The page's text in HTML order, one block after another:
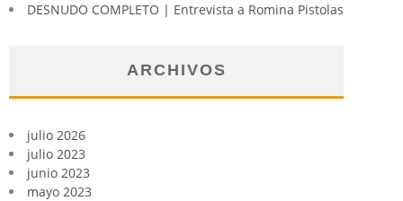
DESNUDO COMPLETO | Entrevista a Romina Pistolas
ARCHIVOS
julio 2026
julio 2023
junio 2023
mayo 2023